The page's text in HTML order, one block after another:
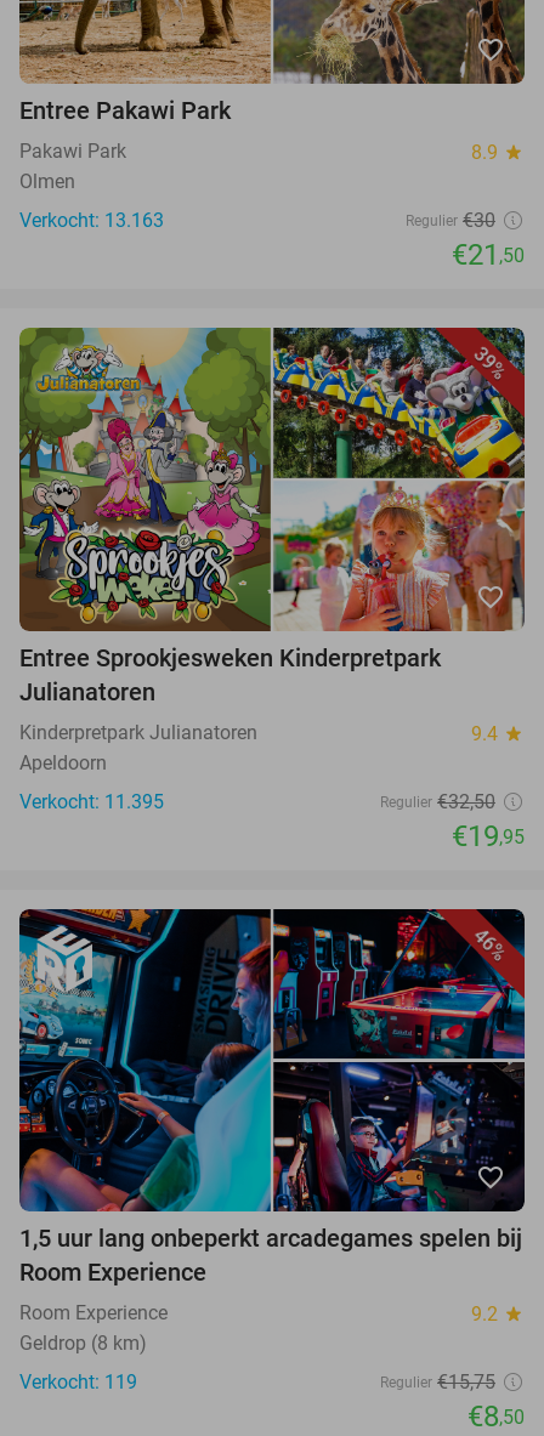
favorite_border
Entree Pakawi Park
Pakawi Park 8.9 star
Olmen
Verkocht: 13.163
Regulier €30
€21 ,50
39%
favorite_border
Entree Sprookjesweken Kinderpretpark
Julianatoren
Kinderpretpark Julianatoren 9.4 star
Apeldoorn
Verkocht: 11.395
Regulier €32,50
€19,95
46%
favorite_border
1,5 uur lang onbeperkt arcadegames spelen bij
Room Experience
Room Experience 9.2 star
Geldrop (8 km)
Verkocht: 119
Regulier €15,75
€8,50